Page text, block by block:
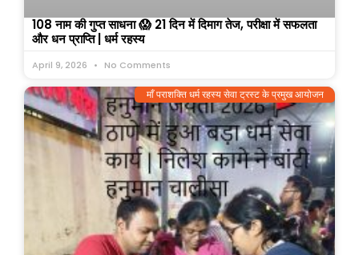
108 नाम की गुप्त साधना 😱 21 दिन में दिमाग तेज, परीक्षा में सफलता
और धन प्राप्ति | धर्म रहस्य
April 9, 2026 No Comments
माँ पराशक्ति धर्म रहस्य सेवा ट्रस्ट के प्रमुख आयोजन